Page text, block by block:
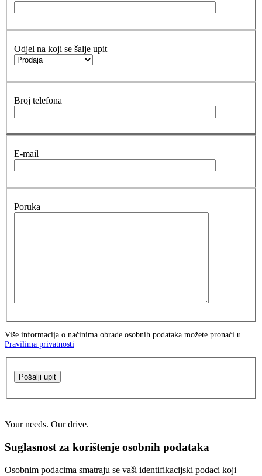
Odjel na koji se šalje upit
Broj telefona
E-mail
Poruka
Više informacija o načinima obrade osobnih podataka možete pronaći u
Pravilima privatnosti
Pošalji upit
Your needs. Our drive.
Suglasnost za korištenje osobnih podataka
Osobnim podacima smatraju se vaši identifikacijski podaci koji